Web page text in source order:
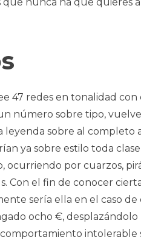
47 redes en tonalidad
número sobre tipo, vuelve
sobre al completo
ya sobre estilo toda
por cuarzos,
Con el fin de conocer
serí­a ella en el caso
ocho €, desplazándolo
intolerable